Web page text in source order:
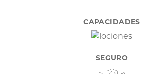
CAPACIDADES
SEGURO